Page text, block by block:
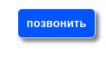
позвонить